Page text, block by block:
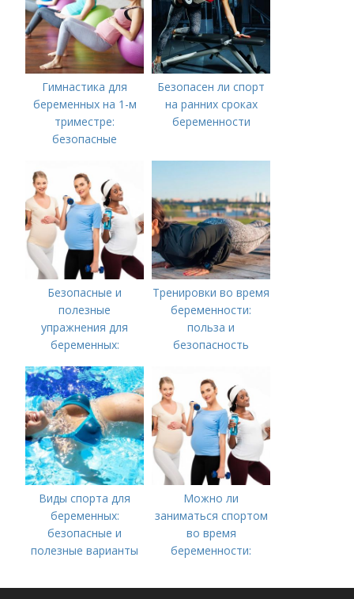
Гимнастика для
беременных на 1-м
триместре:
безопасные
здоровья
Безопасен ли спорт
на ранних сроках
беременности
Безопасные и
полезные
упражнения для
беременных:
будущих мам
Тренировки во время
беременности:
польза и
безопасность
Виды спорта для
беременных:
безопасные и
полезные варианты
Можно ли
заниматься спортом
во время
беременности: